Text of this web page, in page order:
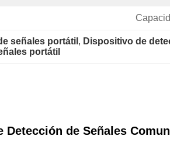
señales portátil , Dispositivo de
portátil
Detección de Señales